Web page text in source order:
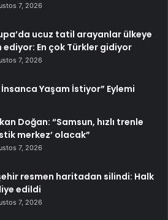
7, 2026
ucuz tatil arayanlar ülkeye
ediyor: En çok Türkler gidiyor
7, 2026
İnsanca Yaşam İstiyor” Eylemi
Doğan: “Samsun, hızlı trenle
merkez’ olacak”
7, 2026
resmen haritadan silindi: Halk
edildi
7, 2026